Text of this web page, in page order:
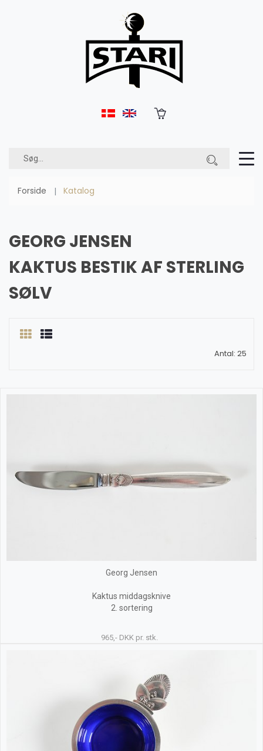
Forside Katalog
GEORG JENSEN
KAKTUS BESTIK AF STERLING
SØLV
Antal: 25
Georg Jensen
Kaktus middagsknive
2. sortering
965,- DKK pr. stk.